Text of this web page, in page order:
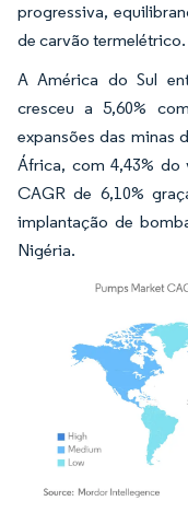
progressiva,
de carvão termelétrico.
A América do Sul
cresceu a 5,60%
expansões das minas
África, com 4,43% do
CAGR de 6,10%
implantação de
Nigéria.